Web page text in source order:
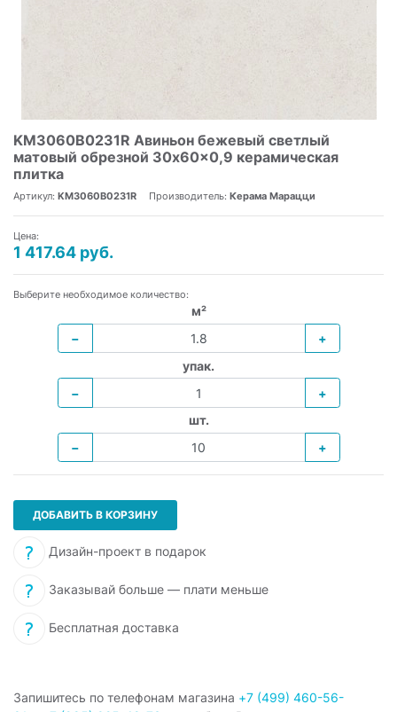
KM3060B0231R Авиньон бежевый светлый
матовый обрезной 30x60x0,9 керамическая
плитка
Артикул: KM3060B0231R Производитель: Керама Марацци
Цена:
1 417.64 руб.
Выберите необходимое количество:
м²
−
+
упак.
−
+
шт.
−
+
ДОБАВИТЬ В КОРЗИНУ
Дизайн-проект в подарок
Заказывай больше — плати меньше
Бесплатная доставка
Запишитесь по телефонам магазина +7 (499) 460-56-